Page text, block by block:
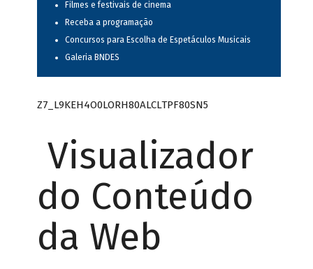
Filmes e festivais de cinema
Receba a programação
Concursos para Escolha de Espetáculos Musicais
Galeria BNDES
Z7_L9KEH4O0LORH80ALCLTPF80SN5
Visualizador
do Conteúdo
da Web